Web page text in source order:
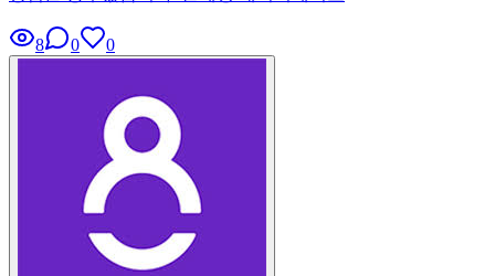
8 0 0